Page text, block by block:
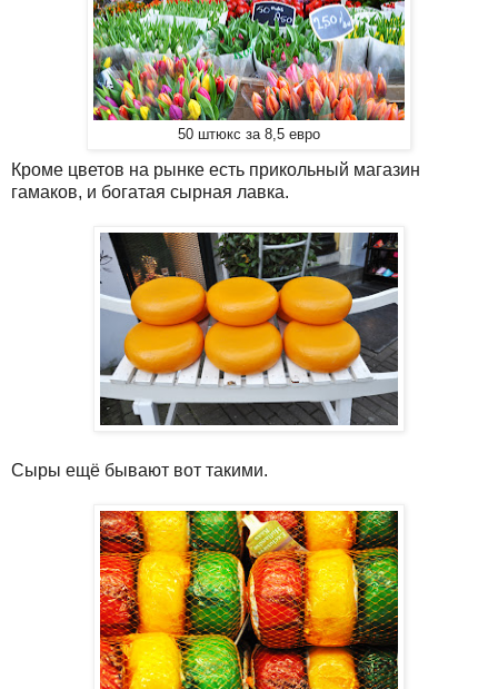
50 штюкс за 8,5 евро
Кроме цветов на рынке есть прикольный магазин
гамаков, и богатая сырная лавка.
Сыры ещё бывают вот такими.